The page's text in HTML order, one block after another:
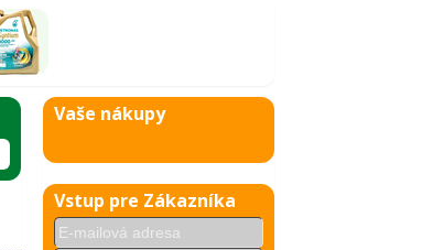
Vaše nákupy
Vstup pre Zákazníka